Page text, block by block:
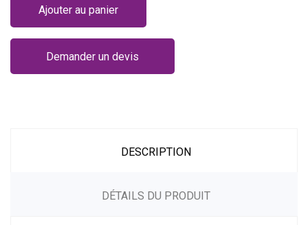
Ajouter au panier
Demander un devis
DESCRIPTION
DÉTAILS DU PRODUIT